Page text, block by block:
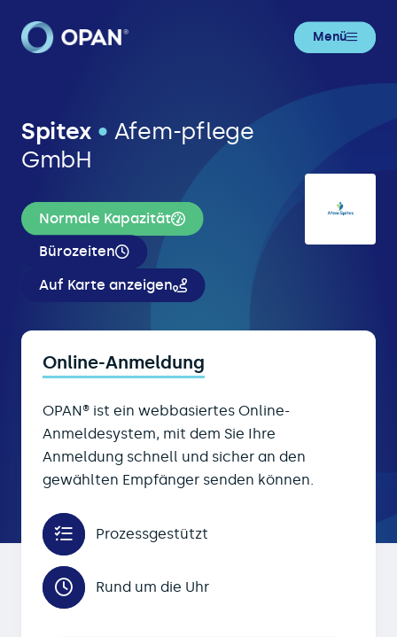
Menü
Spitex • Afem-pflege
GmbH
Normale Kapazität
Bürozeiten
Auf Karte anzeigen
Online-Anmeldung
OPAN® ist ein webbasiertes Online-
Anmeldesystem, mit dem Sie Ihre
Anmeldung schnell und sicher an den
gewählten Empfänger senden können.
Prozessgestützt
Rund um die Uhr